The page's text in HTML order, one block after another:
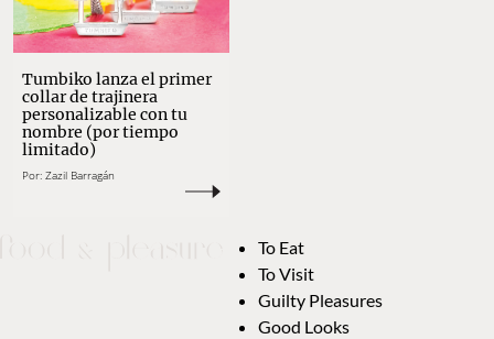
Tumbiko lanza el primer
collar de trajinera
personalizable con tu
nombre (por tiempo
limitado)
Por: Zazil Barragán
To Eat
To Visit
Guilty Pleasures
Good Looks